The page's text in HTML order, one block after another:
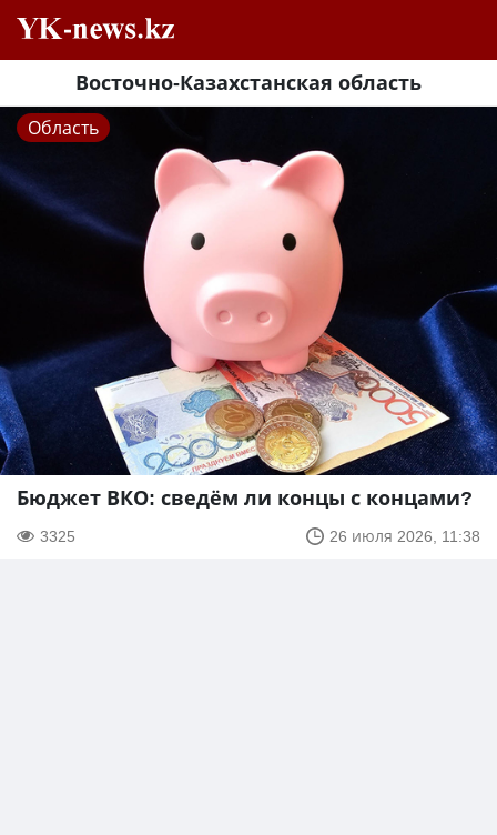
Восточно-Казахстанская область
Область
Бюджет ВКО: сведём ли концы с концами?
3325 26 июля 2026, 11:38